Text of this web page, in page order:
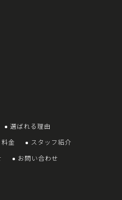
選ばれる理由
金
スタッフ紹介
お問い合わせ